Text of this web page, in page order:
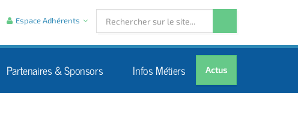
Actus
Partenaires & Sponsors Infos Métiers
Espace Adhérents